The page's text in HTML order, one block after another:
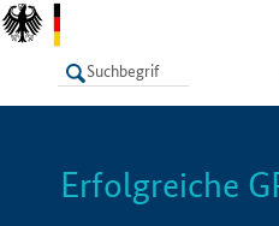
LISTE
Erfolgreiche